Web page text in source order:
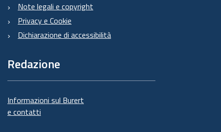
Note legali e copyright
Privacy e Cookie
Dichiarazione di accessibilità
Redazione
Informazioni sul Burert
e contatti